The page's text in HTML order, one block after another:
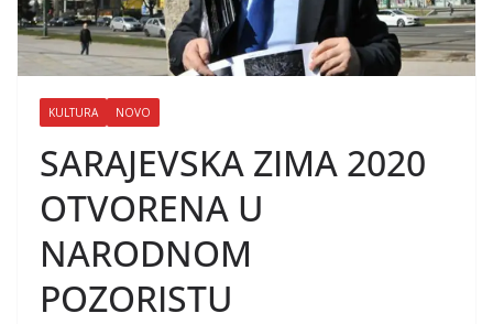
KULTURA NOVO
SARAJEVSKA ZIMA 2020
OTVORENA U
NARODNOM
POZORISTU